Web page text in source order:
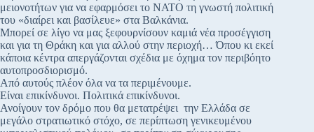
μειονοτήτων για να εφαρμόσει το ΝΑΤΟ τη γνωστή πολιτική
του «διαίρει και βασίλευε» στα Βαλκάνια.
Μπορεί σε λίγο να μας ξεφουρνίσουν καμιά νέα προσέγγιση
και για τη Θράκη και για αλλού στην περιοχή… Όπου κι εκεί
κάποια κέντρα απεργάζονται σχέδια με όχημα τον περιβόητο
αυτοπροσδιορισμό.
Από αυτούς πλέον όλα να τα περιμένουμε.
Είναι επικίνδυνοι. Πολιτικά επικίνδυνοι.
Ανοίγουν τον δρόμο που θα μετατρέψει την Ελλάδα σε
μεγάλο στρατιωτικό στόχο, σε περίπτωση γενικευμένου